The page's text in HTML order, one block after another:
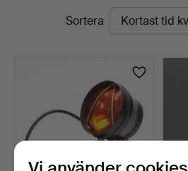
Stadsauktioner
PågåendeSortera